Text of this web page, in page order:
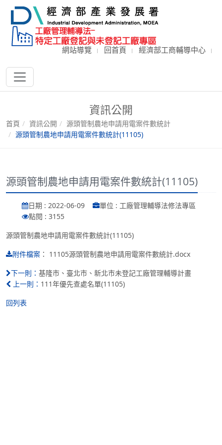
網站導覽 回首頁 經濟部工商輔導中心
資訊公開
首頁 資訊公開
源頭管制農地申請用電案件數統計
源頭管制農地申請用電案件數統計(11105)
源頭管制農地申請用電案件數統計(11105)
日期 : 2022-06-09
單位 : 工廠管理輔導法修法專區
點閱 : 3155
源頭管制農地申請用電案件數統計(11105)
附件檔案 ： 11105源頭管制農地申請用電案件數統計.docx
下一則： 基隆市、臺北市、新北市未登記工廠管理輔導計畫
上一則： 111年優先查處名單(11105)
回列表